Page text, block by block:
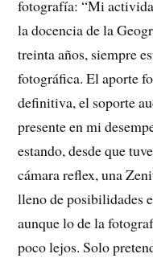
fotografía: “Mi
la docencia de la
treinta años, siempre
fotográfica. El aporte
definitiva, el soporte
presente en mi
estando, desde que
cámara reflex, una
lleno de posibilidades
aunque lo de la
poco lejos. Solo